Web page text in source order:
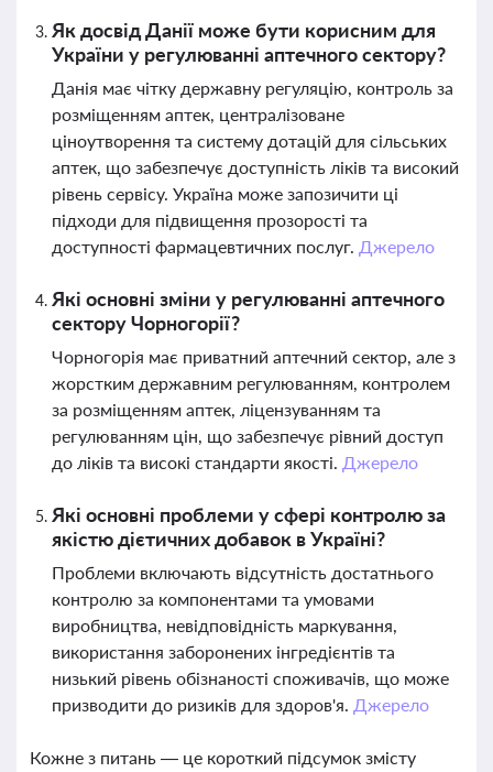
Як досвід Данії може бути корисним для
України у регулюванні аптечного сектору?
Данія має чітку державну регуляцію, контроль за
розміщенням аптек, централізоване
ціноутворення та систему дотацій для сільських
аптек, що забезпечує доступність ліків та високий
рівень сервісу. Україна може запозичити ці
підходи для підвищення прозорості та
доступності фармацевтичних послуг. Джерело
Які основні зміни у регулюванні аптечного
сектору Чорногорії?
Чорногорія має приватний аптечний сектор, але з
жорстким державним регулюванням, контролем
за розміщенням аптек, ліцензуванням та
регулюванням цін, що забезпечує рівний доступ
до ліків та високі стандарти якості. Джерело
Які основні проблеми у сфері контролю за
якістю дієтичних добавок в Україні?
Проблеми включають відсутність достатнього
контролю за компонентами та умовами
виробництва, невідповідність маркування,
використання заборонених інгредієнтів та
низький рівень обізнаності споживачів, що може
призводити до ризиків для здоров'я. Джерело
Кожне з питань — це короткий підсумок змісту